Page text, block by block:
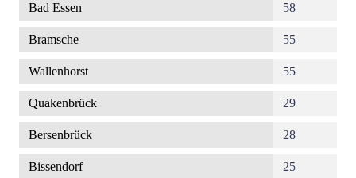
Bad Essen 58
Bramsche 55
Wallenhorst 55
Quakenbrück 29
Bersenbrück 28
Bissendorf 25